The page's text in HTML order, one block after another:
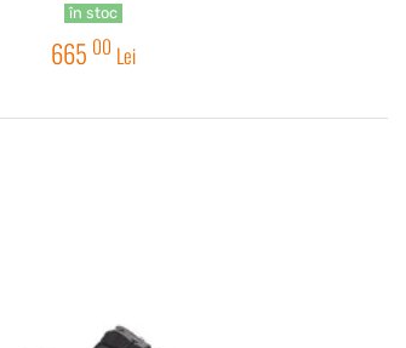
în stoc
665 00 Lei